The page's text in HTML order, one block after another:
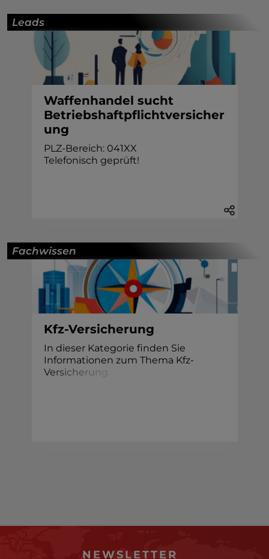
Leads
Waffenhandel sucht
Betriebshaftpflichtversicher
ung
PLZ-Bereich: 041XX
Telefonisch geprüft!
Fachwissen
Kfz-Versicherung
In dieser Kategorie finden Sie
Informationen zum Thema Kfz-
Versicheru ng
NEWSLETTER